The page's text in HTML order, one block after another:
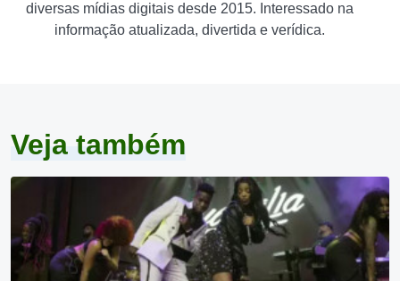
diversas mídias digitais desde 2015. Interessado na
informação atualizada, divertida e verídica.
Veja também